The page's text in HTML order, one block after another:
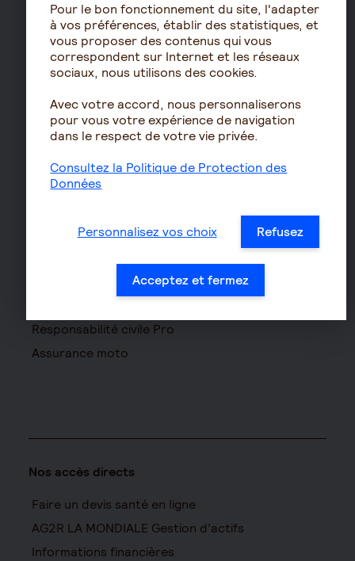
pour seniors
Le fonctionnement de
la retraite
Les démarches de départ
à la retraite
Le calcul de la retraite
Les déclarations sociales
pour les entreprises
Assurances de biens
Assurance habitation
Assurance propriétaire
Responsabilité civile Pro
Assurance moto
Nos accès directs
Faire un devis santé en ligne
AG2R LA MONDIALE Gestion d’actifs
Informations financières
Pour le bon fonctionnement du site, l'adapter
à vos préférences, établir des statistiques, et
vous proposer des contenus qui vous
correspondent sur Internet et les réseaux
sociaux, nous utilisons des cookies.
Avec votre accord, nous personnaliserons
pour vous votre expérience de navigation
dans le respect de votre vie privée.
Consultez la Politique de Protection des
Données
Personnalisez vos choix Refusez
Acceptez et fermez